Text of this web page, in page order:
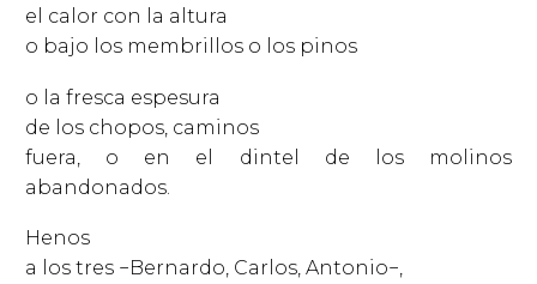
el calor con la altura
o bajo los membrillos o los pinos
o la fresca espesura
de los chopos, caminos
fuera, o en el dintel de los molinos
abandonados.
Henos
a los tres −Bernardo, Carlos, Antonio−,